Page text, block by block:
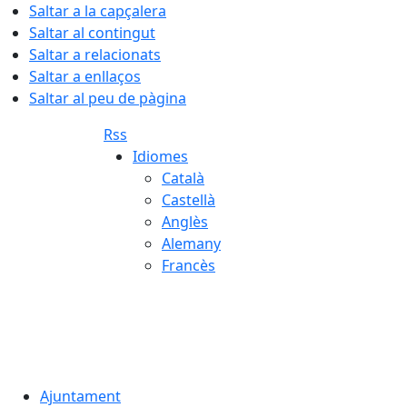
Saltar a la capçalera
Saltar al contingut
Saltar a relacionats
Saltar a enllaços
Saltar al peu de pàgina
Rss
Idiomes
Català
Castellà
Anglès
Alemany
Francès
Ajuntament